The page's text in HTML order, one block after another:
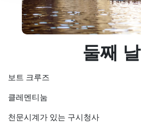
둘째 날
보트 크루즈
클레멘티눔
천문시계가 있는 구시청사